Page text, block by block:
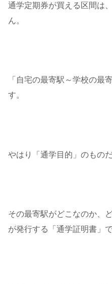
通学定期券が買える区間は
ん。
「自宅の最寄駅～学校の最
す。
やはり「通学目的」のもの
その最寄駅がどこなのか、
が発行する「通学証明書」